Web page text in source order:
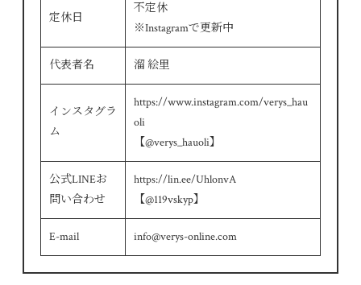
定休日
不定休
※Instagramで更新中
代表者名 溜 絵里
インスタグラ
ム
https://www.instagram.com/verys_hau
oli
【@verys_hauoli】
公式LINEお
問い合わせ
https://lin.ee/UhlonvA
【@119vskyp】
E-mail info@verys-online.com